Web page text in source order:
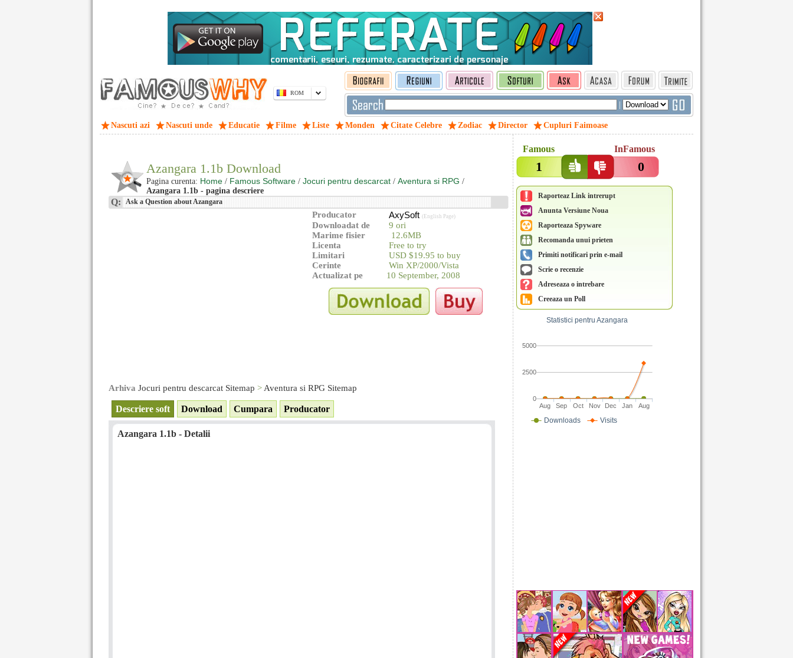
ROM
|
Nascuti azi Nascuti unde Educatie Filme Liste Monden Citate Celebre Zodiac Director Cupluri Faimoase
Famous InFamous
1 0
Raporteaz Link intrerupt
Anunta Versiune Noua
Raporteaza Spyware
Recomanda unui prieten
Primiti notificari prin e-mail
Scrie o recenzie
Adreseaza o intrebare
Creeaza un Poll
Aug Sep Oct Nov Dec Jan Aug
0
2500
5000
Statistici pentru Azangara
Downloads Visits
Azangara 1.1b Download
Pagina curenta: Home / Famous Software / Jocuri pentru descarcat / Aventura si RPG /
Azangara 1.1b - pagina descriere
Q: Ask a Question about Azangara
Producator AxySoft (English Page)
Downloadat de
9 ori
Marime fisier
12.6MB
Licenta
Free to try
Limitari
USD $19.95 to buy
Cerinte
Win XP/2000/Vista
Actualizat pe
10 September, 2008
Arhiva Jocuri pentru descarcat Sitemap > Aventura si RPG Sitemap
Descriere soft Download Cumpara Producator
Azangara 1.1b - Detalii